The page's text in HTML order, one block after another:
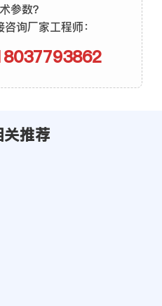
参数？
询厂家工程师：
推荐